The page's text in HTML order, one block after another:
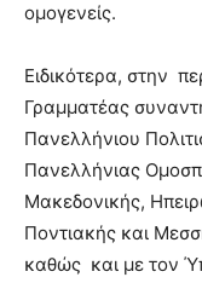
ομογενείς.
Ειδικότερα, στην
Γραμματέας
Πανελλήνιου
Πανελλήνιας
Μακεδονικής,
Ποντιακής και
καθώς και με τον